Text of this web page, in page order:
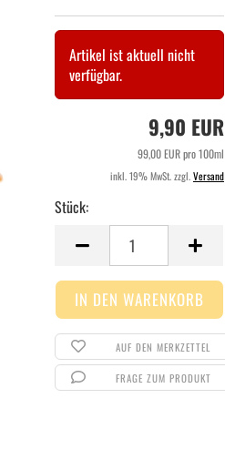
Artikel ist aktuell nicht
verfügbar.
9,90 EUR
99,00 EUR pro 100ml
inkl. 19% MwSt. zzgl.Versand
Stück:
Stück
AUF DEN MERKZETTEL
FRAGE ZUM PRODUKT